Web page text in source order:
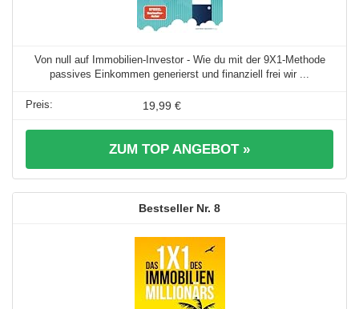
Von null auf Immobilien-Investor - Wie du mit der 9X1-Methode
passives Einkommen generierst und finanziell frei wir ...
19,99 €
ZUM TOP ANGEBOT »
8